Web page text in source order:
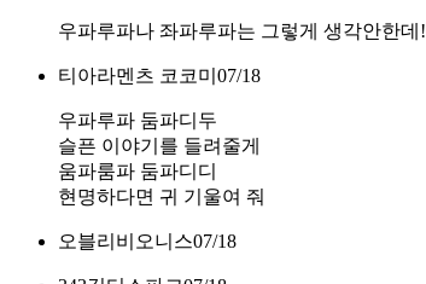
우파루파나 좌파루파는 그렇게 생각안한데!
티아라멘츠 코코미 07/18
우파루파 둠파디두
슬픈 이야기를 들려줄게
움파룸파 둠파디디
현명하다면 귀 기울여 줘
오블리비오니스07/18